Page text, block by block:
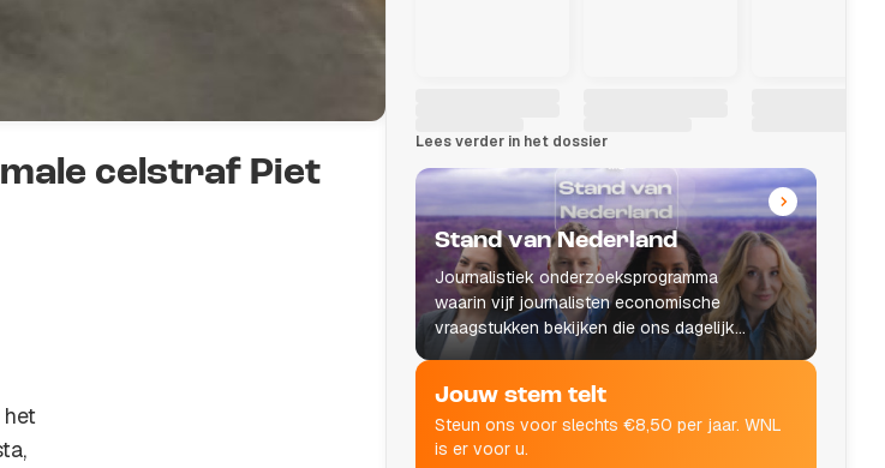
celstraf Piet
Lees verder in het dossier
Stand van Nederland
Journalistiek onderzoeksprogramma
waarin vijf journalisten economische
vraagstukken bekijken die ons dagelijks
leven raken.
Jouw stem telt
Steun ons voor slechts €8,50 per jaar. WNL
is er voor u.